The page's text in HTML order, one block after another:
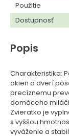
Použitie
Dostupnosť
Popis
Charakteristika:
okien a dverí
precíznemu
domáceho
Zvieratko je
s vyššou
vyváženie a